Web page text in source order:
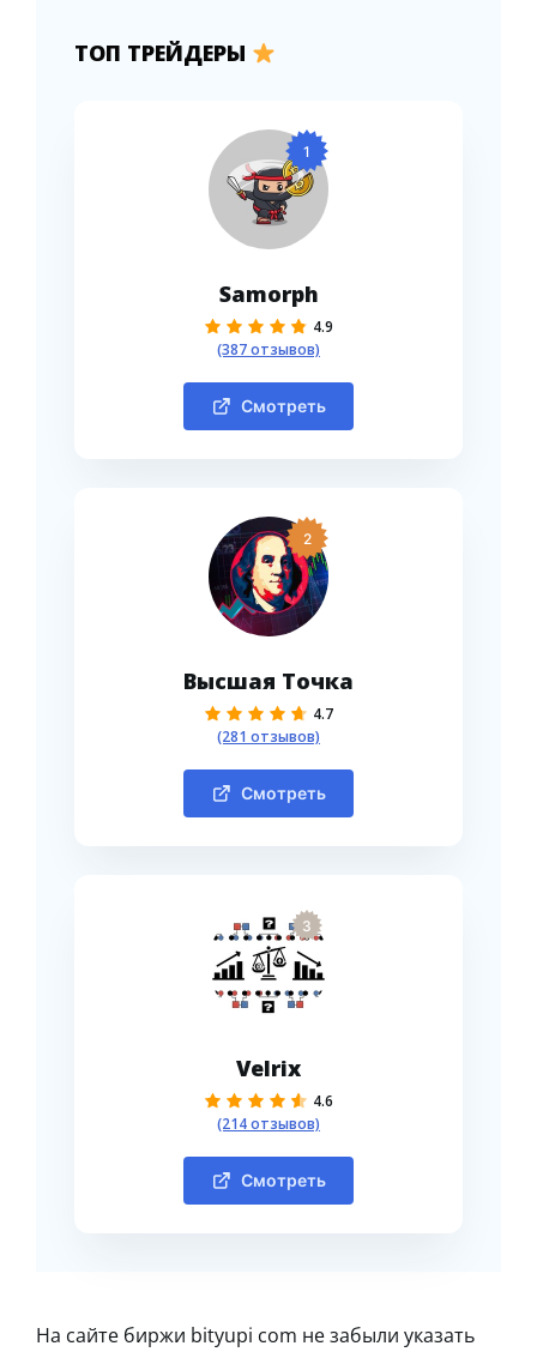
ТОП ТРЕЙДЕРЫ
1
Samorph
4.9
(387 отзывов)
Смотреть
2
Высшая Точка
4.7
(281 отзывов)
Смотреть
3
Velrix
4.6
(214 отзывов)
Смотреть
На сайте биржи bityupi com не забыли указать